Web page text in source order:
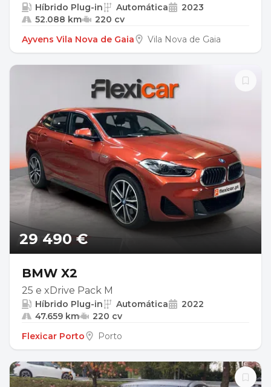
Híbrido Plug-in Automática
2023
52.088 km
220 cv
Ayvens Vila Nova de Gaia
Vila Nova de Gaia
29 490 €
BMW X2
25 e xDrive Pack M
Híbrido Plug-in Automática
2022
47.659 km
220 cv
Flexicar Porto
Porto